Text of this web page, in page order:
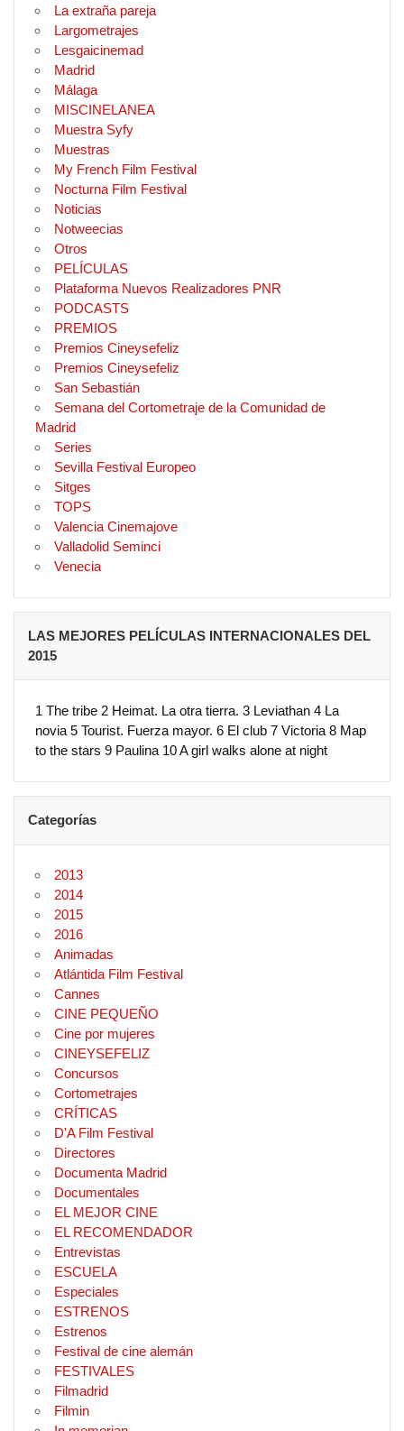
La extraña pareja
Largometrajes
Lesgaicinemad
Madrid
Málaga
MISCINELANEA
Muestra Syfy
Muestras
My French Film Festival
Nocturna Film Festival
Noticias
Notweecias
Otros
PELÍCULAS
Plataforma Nuevos Realizadores PNR
PODCASTS
PREMIOS
Premios Cineysefeliz
Premios Cineysefeliz
San Sebastián
Semana del Cortometraje de la Comunidad de
Madrid
Series
Sevilla Festival Europeo
Sitges
TOPS
Valencia Cinemajove
Valladolid Seminci
Venecia
LAS MEJORES PELÍCULAS INTERNACIONALES DEL
2015
1 The tribe 2 Heimat. La otra tierra. 3 Leviathan 4 La
novia 5 Tourist. Fuerza mayor. 6 El club 7 Victoria 8 Map
to the stars 9 Paulina 10 A girl walks alone at night
Categorías
2013
2014
2015
2016
Animadas
Atlántida Film Festival
Cannes
CINE PEQUEÑO
Cine por mujeres
CINEYSEFELIZ
Concursos
Cortometrajes
CRÍTICAS
D'A Film Festival
Directores
Documenta Madrid
Documentales
EL MEJOR CINE
EL RECOMENDADOR
Entrevistas
ESCUELA
Especiales
ESTRENOS
Estrenos
Festival de cine alemán
FESTIVALES
Filmadrid
Filmin